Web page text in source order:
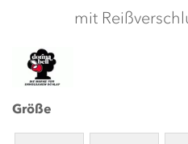
mit
Größe